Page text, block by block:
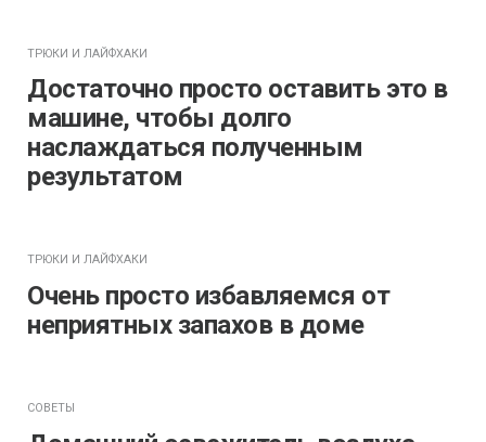
ТРЮКИ И ЛАЙФХАКИ
Достаточно просто оставить это в
машине, чтобы долго
наслаждаться полученным
результатом
ТРЮКИ И ЛАЙФХАКИ
Очень просто избавляемся от
неприятных запахов в доме
СОВЕТЫ